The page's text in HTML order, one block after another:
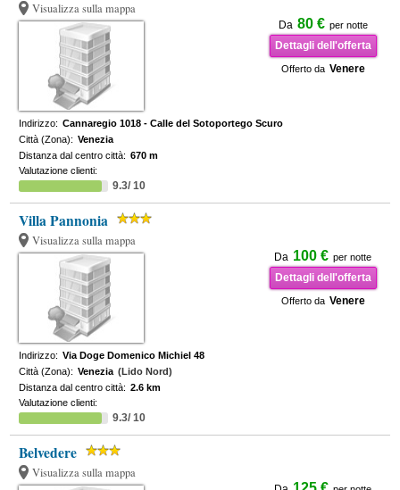
Visualizza sulla mappa
Da 80 € per notte
Dettagli dell'offerta
Offerto da Venere
Indirizzo: Cannaregio 1018 - Calle del Sotoportego Scuro
Città (Zona): Venezia
Distanza dal centro città: 670 m
Valutazione clienti:
9.3/ 10
Villa Pannonia
Visualizza sulla mappa
Da 100 € per notte
Dettagli dell'offerta
Offerto da Venere
Indirizzo: Via Doge Domenico Michiel 48
Città (Zona): Venezia (Lido Nord)
Distanza dal centro città: 2.6 km
Valutazione clienti:
9.3/ 10
Belvedere
Visualizza sulla mappa